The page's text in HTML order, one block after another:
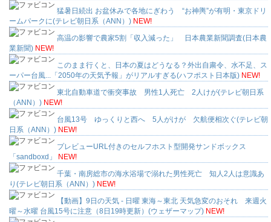
猛暑日続出 お盆休みで各地にぎわう “お神輿”が有明・東京ドリ
ームパークに(テレビ朝日系（ANN）) NEW!
高温の影響で農家5割「収入減った」 日本農業新聞調査(日本農
業新聞) NEW!
このまま行くと、日本の夏はどうなる？外出自粛令、水不足、ス
ーパー台風...「2050年の天気予報」がリアルすぎる(ハフポスト日本版) NEW!
東北自動車道で衝突事故 男性1人死亡 2人けが(テレビ朝日系
（ANN）) NEW!
台風13号 ゆっくりと西へ 5人がけが 欠航便相次ぐ(テレビ朝
日系（ANN）) NEW!
プレビューURL付きのセルフホスト型開発サンドボックス
「sandboxd」
NEW!
千葉・南房総市の海水浴場で溺れた男性死亡 知人2人は意識あ
り(テレビ朝日系（ANN）) NEW!
【動画】9日の天気 - 日曜 東海～東北 天気急変のおそれ 来週火
曜～水曜 台風15号に注意（8日19時更新）(ウェザーマップ) NEW!